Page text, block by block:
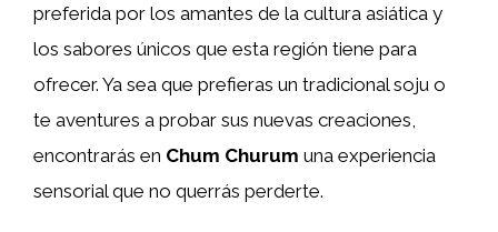
preferida por los amantes de la cultura asiática y
los sabores únicos que esta región tiene para
ofrecer. Ya sea que prefieras un tradicional soju o
te aventures a probar sus nuevas creaciones,
encontrarás en Chum Churum una experiencia
sensorial que no querrás perderte.